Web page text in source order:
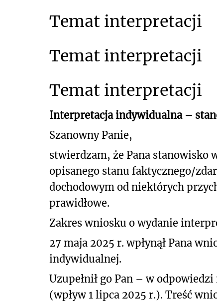
Temat interpretacji
Temat interpretacji
Temat interpretacji
Interpretacja indywidualna –
Szanowny Panie,
stwierdzam, że Pana stanowisko
opisanego stanu faktycznego/
dochodowym od niektórych
prawidłowe.
Zakres wniosku o wydanie
27 maja 2025 r. wpłynął Pana
indywidualnej.
Uzupełnił go Pan – w
(wpływ 1 lipca 2025 r.). Treść